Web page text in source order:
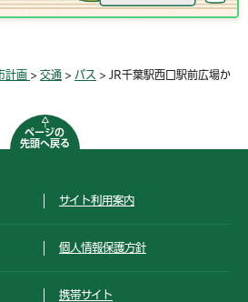
計画 > 交通 > バス > JR千葉駅西口駅前広場か
ページの
先頭へ戻る
サイト利用案内
個人情報保護方針
携帯サイト